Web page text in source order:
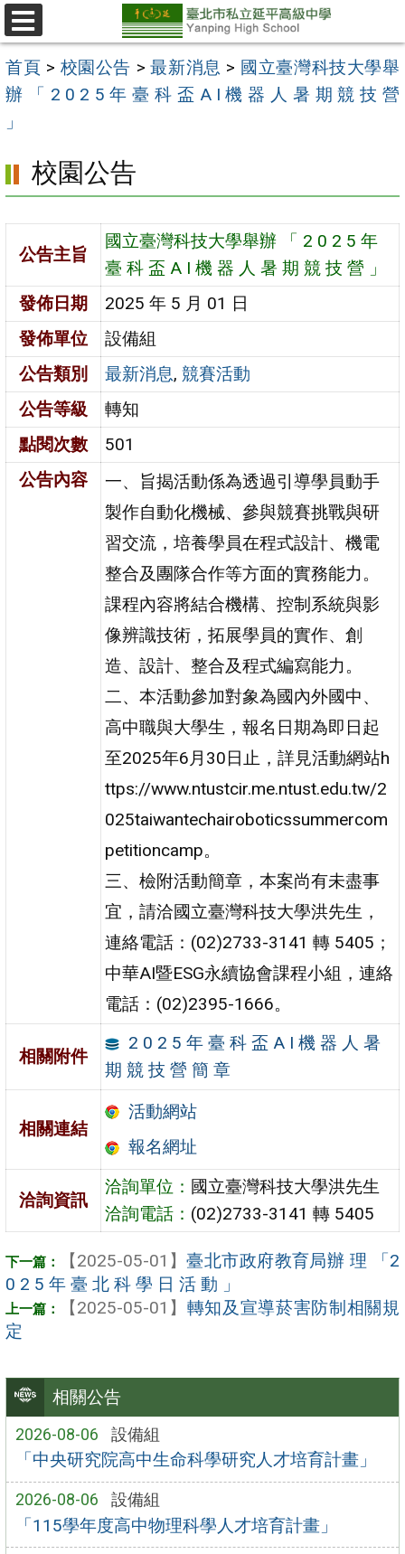
跳
至
主
要
內
選
單
首頁 > 校園公告 >最新消息 > 國立臺灣科技大學舉
辦 「 2 0 2 5 年 臺 科 盃 A I 機 器 人 暑 期 競 技 營
」
相關公告
2026-08-06 設備組
「中央研究院高中生命科學研究人才培育計畫」
2026-08-06 設備組
「115學年度高中物理科學人才培育計畫」
校園公告
公告主旨
國立臺灣科技大學舉辦 「 2 0 2 5 年
臺 科 盃 A I 機 器 人 暑 期 競 技 營 」
發佈日期
2025 年 5 月 01 日
發佈單位
設備組
公告類別
最新消息,競賽活動
公告等級
轉知
點閱次數
501
公告內容
一、旨揭活動係為透過引導學員動手
製作自動化機械、參與競賽挑戰與研
習交流，培養學員在程式設計、機電
整合及團隊合作等方面的實務能力。
課程內容將結合機構、控制系統與影
像辨識技術，拓展學員的實作、創
造、設計、整合及程式編寫能力。
二、本活動參加對象為國內外國中、
高中職與大學生，報名日期為即日起
至2025年6月30日止，詳見活動網站h
ttps://www.ntustcir.me.ntust.edu.tw/2
025taiwantechairoboticssummercom
petitioncamp。
三、檢附活動簡章，本案尚有未盡事
宜，請洽國立臺灣科技大學洪先生，
連絡電話：(02)2733-3141 轉 5405；
中華AI暨ESG永續協會課程小組，連絡
電話：(02)2395-1666。
相關附件
2 0 2 5 年 臺 科 盃 A I 機 器 人 暑
期 競 技 營 簡 章
相關連結
活動網站
報名網址
洽詢資訊
洽詢單位： 國立臺灣科技大學洪先生
洽詢電話： (02)2733-3141 轉 5405
【2025-05-01】 臺北市政府教育局辦 理 「2
0 2 5 年 臺 北 科 學 日 活 動 」
【2025-05-01】 轉知及宣導菸害防制相關規
定